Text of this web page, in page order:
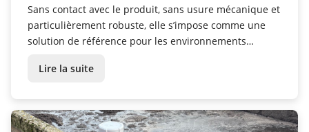
limites
Sans contact avec le produit, sans usure mécanique et
particulièrement robuste, elle s’impose comme une
solution de référence pour les environnements
Lire la suite